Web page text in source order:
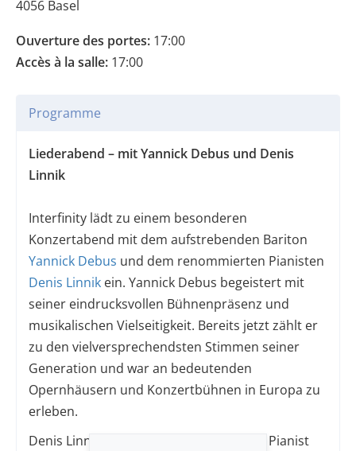
4056 Basel
Ouverture des portes: 17:00
Accès à la salle: 17:00
Programme
Liederabend – mit Yannick Debus und Denis
Linnik
Interfinity lädt zu einem besonderen
Konzertabend mit dem aufstrebenden Bariton
Yannick Debus und dem renommierten Pianisten
Denis Linnik ein. Yannick Debus begeistert mit
seiner eindrucksvollen Bühnenpräsenz und
musikalischen Vielseitigkeit. Bereits jetzt zählt er
zu den vielversprechendsten Stimmen seiner
Generation und war an bedeutenden
Opernhäusern und Konzertbühnen in Europa zu
erleben.
Denis Linnik, ein international gefragter Pianist